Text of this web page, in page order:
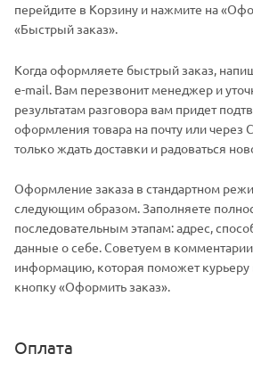
перейдите в Корзину и нажмите на
«Быстрый заказ».
Когда оформляете быстрый заказ,
e-mail. Вам перезвонит менеджер и
результатам разговора вам придет
оформления товара на почту или через
только ждать доставки и радоваться
Оформление заказа в стандартном
следующим образом. Заполняете
последовательным этапам: адрес,
данные о себе. Советуем в комментарии
информацию, которая поможет курьеру
кнопку «Оформить заказ».
Оплата